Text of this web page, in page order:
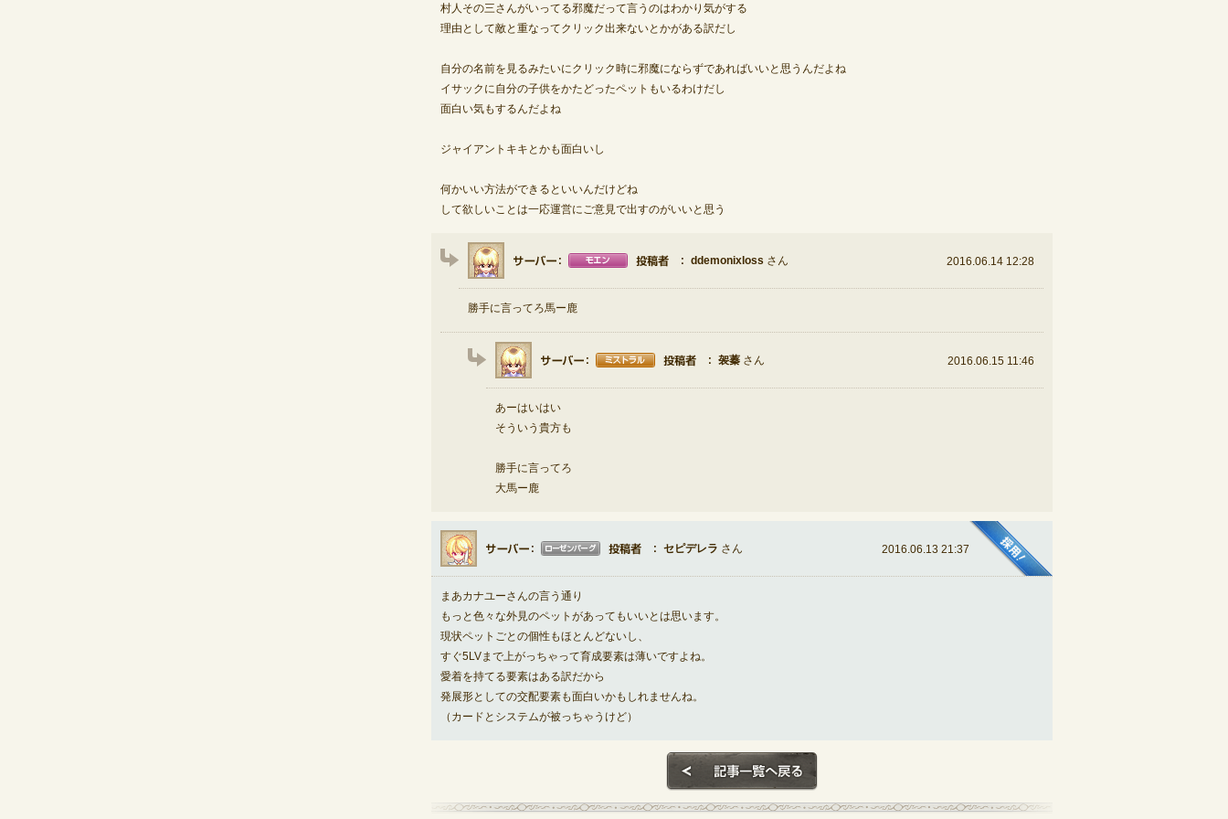
村人その三さんがいってる邪魔だって言うのはわかり気がする
理由として敵と重なってクリック出来ないとかがある訳だし
自分の名前を見るみたいにクリック時に邪魔にならずであればいいと思うんだよね
イサックに自分の子供をかたどったペットもいるわけだし
面白い気もするんだよね
ジャイアントキキとかも面白いし
何かいい方法ができるといいんだけどね
して欲しいことは一応運営にご意見で出すのがいいと思う
ddemonixloss さん 2016.06.14 12:28
勝手に言ってろ馬ー鹿
袈蓁 さん 2016.06.15 11:46
あーはいはい
そういう貴方も
勝手に言ってろ
大馬ー鹿
セピデレラ さん 2016.06.13 21:37
まあカナユーさんの言う通り
もっと色々な外見のペットがあってもいいとは思います。
現状ペットごとの個性もほとんどないし、
すぐ5LVまで上がっちゃって育成要素は薄いですよね。
愛着を持てる要素はある訳だから
発展形としての交配要素も面白いかもしれませんね。
（カードとシステムが被っちゃうけど）